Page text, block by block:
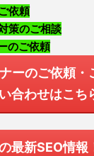
依頼
策のご相談
のご依頼
ーのご依頼・
い合わせはこち
最新SEO情